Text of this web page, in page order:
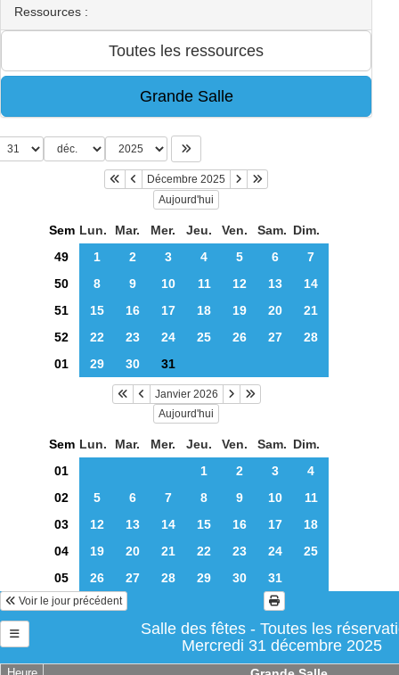
Ressources :
Décembre 2025
Aujourd'hui
Sem Lun. Mar. Mer. Jeu. Ven. Sam. Dim.
49
1 2 3 4 5 6
7
50
8 9 10 11 12 13
14
51
15 16 17 18 19 20
21
52
22 23 24 25 26 27
28
01
29 30 31
Janvier 2026
Aujourd'hui
Sem Lun. Mar. Mer. Jeu. Ven. Sam. Dim.
01
1 2 3
4
02
5 6 7 8 9 10
11
03
12 13 14 15 16 17
18
04
19 20 21 22 23 24
25
05
26 27 28 29 30 31
Voir le jour précédent
Salle des fêtes - Toutes les
Mercredi 31 décembre 2025